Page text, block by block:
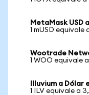
MetaMask USD
1 mUSD equivale
Wootrade
1 WOO equivale a
Illuvium a Dólar
1 ILV equivale a